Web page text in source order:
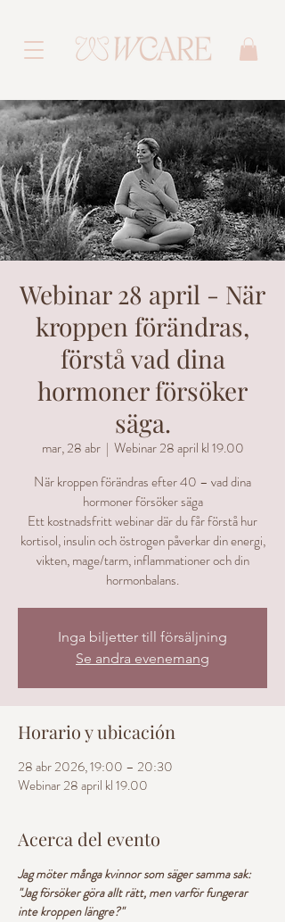
Webinar 28 april - När
kroppen förändras,
förstå vad dina
hormoner försöker
säga.
mar, 28 abr
  |
Webinar 28 april kl 19.00
När kroppen förändras efter 40 – vad dina
hormoner försöker säga
Ett kostnadsfritt webinar där du får förstå hur
kortisol, insulin och östrogen påverkar din energi,
vikten, mage/tarm, inflammationer och din
hormonbalans.
Inga biljetter till försäljning
Se andra evenemang
Horario y ubicación
28 abr 2026, 19:00 – 20:30
Webinar 28 april kl 19.00
Acerca del evento
Jag möter många kvinnor som säger samma sak:
"Jag försöker göra allt rätt, men varför fungerar
inte kroppen längre?"